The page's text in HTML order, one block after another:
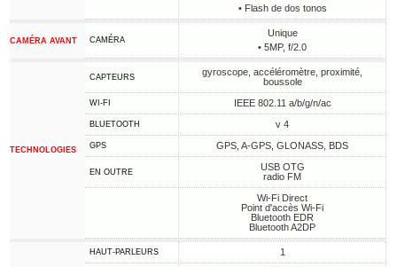
• Flash de dos tonos
CAMÉRA AVANT CAMÉRA
Unique
• 5MP, f/2.0
TECHNOLOGIES
CAPTEURS
gyroscope, accéléromètre, proximité,
boussole
WI-FI IEEE 802.11 a/b/g/n/ac
BLUETOOTH v 4
GPS GPS, A-GPS, GLONASS, BDS
EN OUTRE
USB OTG
radio FM
Wi-Fi Direct
Point d'accès Wi-Fi
Bluetooth EDR
Bluetooth A2DP
HAUT-PARLEURS 1